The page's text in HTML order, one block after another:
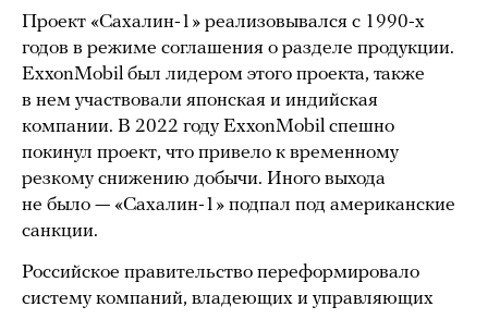
Проект «Сахалин-1» реализовывался с 1990-х
годов в режиме соглашения о разделе продукции.
ExxonMobil был лидером этого проекта, также
в нем участвовали японская и индийская
компании. В 2022 году ExxonMobil спешно
покинул проект, что привело к временному
резкому снижению добычи. Иного выхода
не было — «Сахалин-1» подпал под американские
санкции.
Российское правительство переформировало
систему компаний, владеющих и управляющих